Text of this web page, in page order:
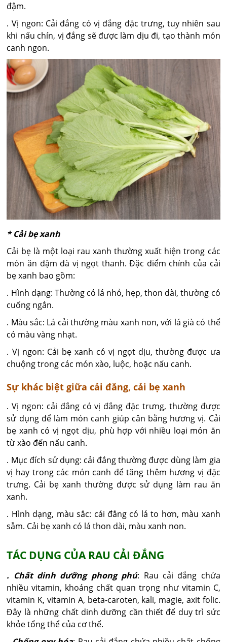
đậm.
. Vị ngon: Cải đắng có vị đắng đặc trưng, tuy nhiên sau
khi nấu chín, vị đắng sẽ được làm dịu đi, tạo thành món
canh ngon.
* Cải bẹ xanh
Cải bẹ là một loại rau xanh thường xuất hiện trong các
món ăn đậm đà vị ngọt thanh. Đặc điểm chính của cải
bẹ xanh bao gồm:
. Hình dạng: Thường có lá nhỏ, hẹp, thon dài, thường có
cuống ngắn.
. Màu sắc: Lá cải thường màu xanh non, với lá già có thể
có màu vàng nhạt.
. Vị ngon: Cải bẹ xanh có vị ngọt dịu, thường được ưa
chuộng trong các món xào, luộc, hoặc nấu canh.
Sự khác biệt giữa cải đắng, cải bẹ xanh
. Vị ngon: cải đắng có vị đắng đặc trưng, thường được
sử dụng để làm món canh giúp cân bằng hương vị. Cải
bẹ xanh có vị ngọt dịu, phù hợp với nhiều loại món ăn
từ xào đến nấu canh.
. Mục đích sử dụng: cải đắng thường được dùng làm gia
vị hay trong các món canh để tăng thêm hương vị đặc
trưng. Cải bẹ xanh thường được sử dụng làm rau ăn
xanh.
. Hình dạng, màu sắc: cải đắng có lá to hơn, màu xanh
sẫm. Cải bẹ xanh có lá thon dài, màu xanh non.
TÁC DỤNG CỦA RAU CẢI ĐẮNG
. Chất dinh dưỡng phong phú: Rau cải đắng chứa
nhiều vitamin, khoáng chất quan trọng như vitamin C,
vitamin K, vitamin A, beta-caroten, kali, magie, axit folic.
Đây là những chất dinh dưỡng cần thiết để duy trì sức
khỏe tổng thể của cơ thể.